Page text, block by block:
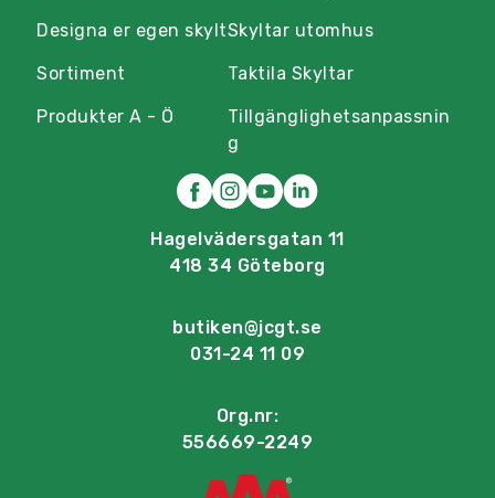
Designa er egen skylt
Sortiment
Produkter A - Ö
Skyltar utomhus
Taktila Skyltar
Tillgänglighetsanpassnin
g
Hagelvädersgatan 11
418 34 Göteborg
butiken@jcgt.se
031-24 11 09
Org.nr:
556669-2249